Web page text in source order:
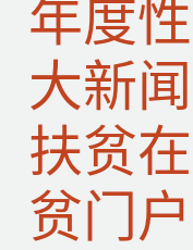
年度
大新
扶贫
贫门户